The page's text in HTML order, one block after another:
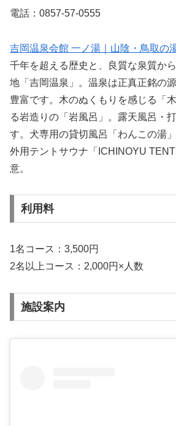
電話：0857-57-0555
吉岡温泉会館 一ノ湯｜山陰・鳥取の
千年を超える歴史と、良質な泉質か
地「吉岡温泉」。温泉は正真正銘の
豊富です。木のぬくもりを感じる「
る岩造りの「岩風呂」。露天風呂・
す。犬専用の貸切風呂「わんこの湯
外用テントサウナ「ICHINOYU
意。
利用料
1名コース：3,500円
2名以上コース：2,000円×人数
施設案内